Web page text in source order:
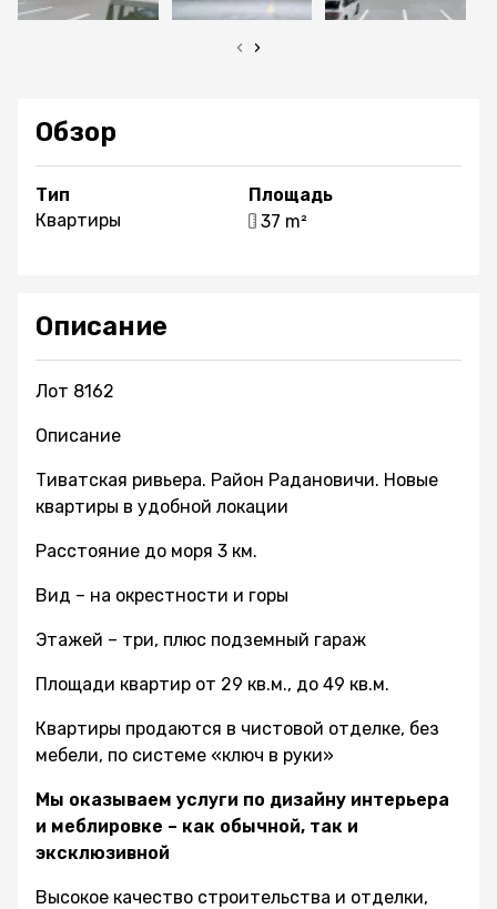
‹ ›
Обзор
Тип
Квартиры
Площадь
37 m²
Описание
Лот 8162
Описание
Тиватская ривьера. Район Радановичи. Новые
квартиры в удобной локации
Расстояние до моря 3 км.
Вид – на окрестности и горы
Этажей – три, плюс подземный гараж
Площади квартир от 29 кв.м., до 49 кв.м.
Квартиры продаются в чистовой отделке, без
мебели, по системе «ключ в руки»
Мы оказываем услуги по дизайну интерьера
и меблировке – как обычной, так и
эксклюзивной
Высокое качество строительства и отделки,